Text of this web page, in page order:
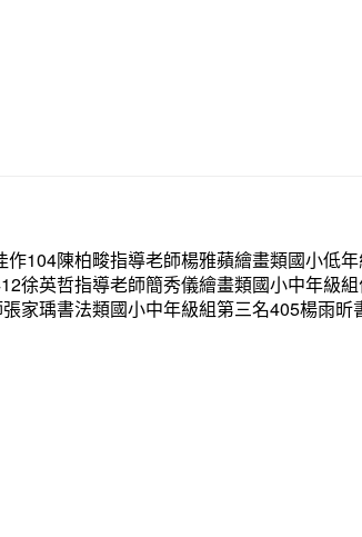
104陳柏畯指導老師楊雅蘋繪畫類國小低
徐英哲指導老師簡秀儀繪畫類國小中年級
家瑀書法類國小中年級組第三名405楊雨昕